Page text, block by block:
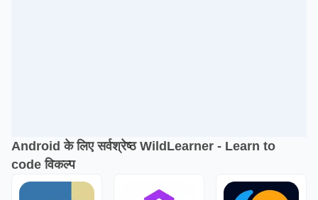
Android के लिए सर्वश्रेष्ठ WildLearner - Learn to
code विकल्प